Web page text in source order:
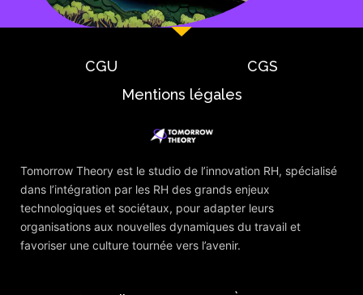
CGU
CGS
Mentions légales
Tomorrow Theory est le studio de l’innovation RH, spécialisé
dans l’intégration par les RH des grands enjeux
technologiques et sociétaux, pour adapter leurs
organisations aux nouvelles dynamiques du travail et
favoriser une culture tournée vers l’avenir.